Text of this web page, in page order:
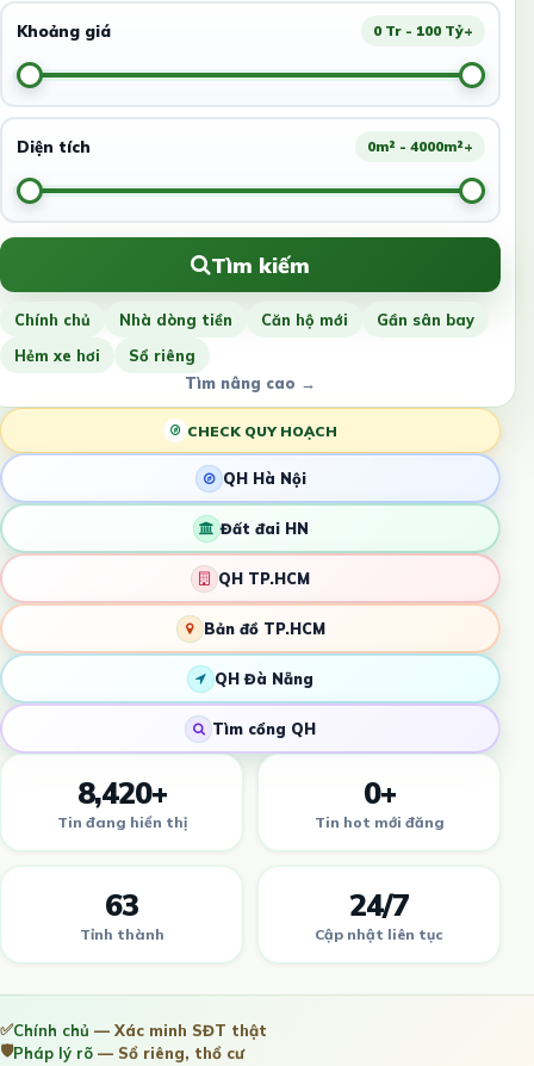
Khoảng giá 0 Tr - 100 Tỷ+
Diện tích 0m² - 4000m²+
Tìm kiếm
Chính chủ Nhà dòng tiền Căn hộ mới
Gần sân bay
Hẻm xe hơi
Sổ riêng
Tìm nâng cao →
CHECK QUY HOẠCH
QH Hà Nội
Đất đai HN
QH TP.HCM
Bản đồ TP.HCM
QH Đà Nẵng
Tìm cổng QH
8,420+
Tin đang hiển thị
0+
Tin hot mới đăng
63
Tỉnh thành
24/7
Cập nhật liên tục
✅Chính chủ — Xác minh SĐT thật
🛡️Pháp lý rõ — Sổ riêng, thổ cư